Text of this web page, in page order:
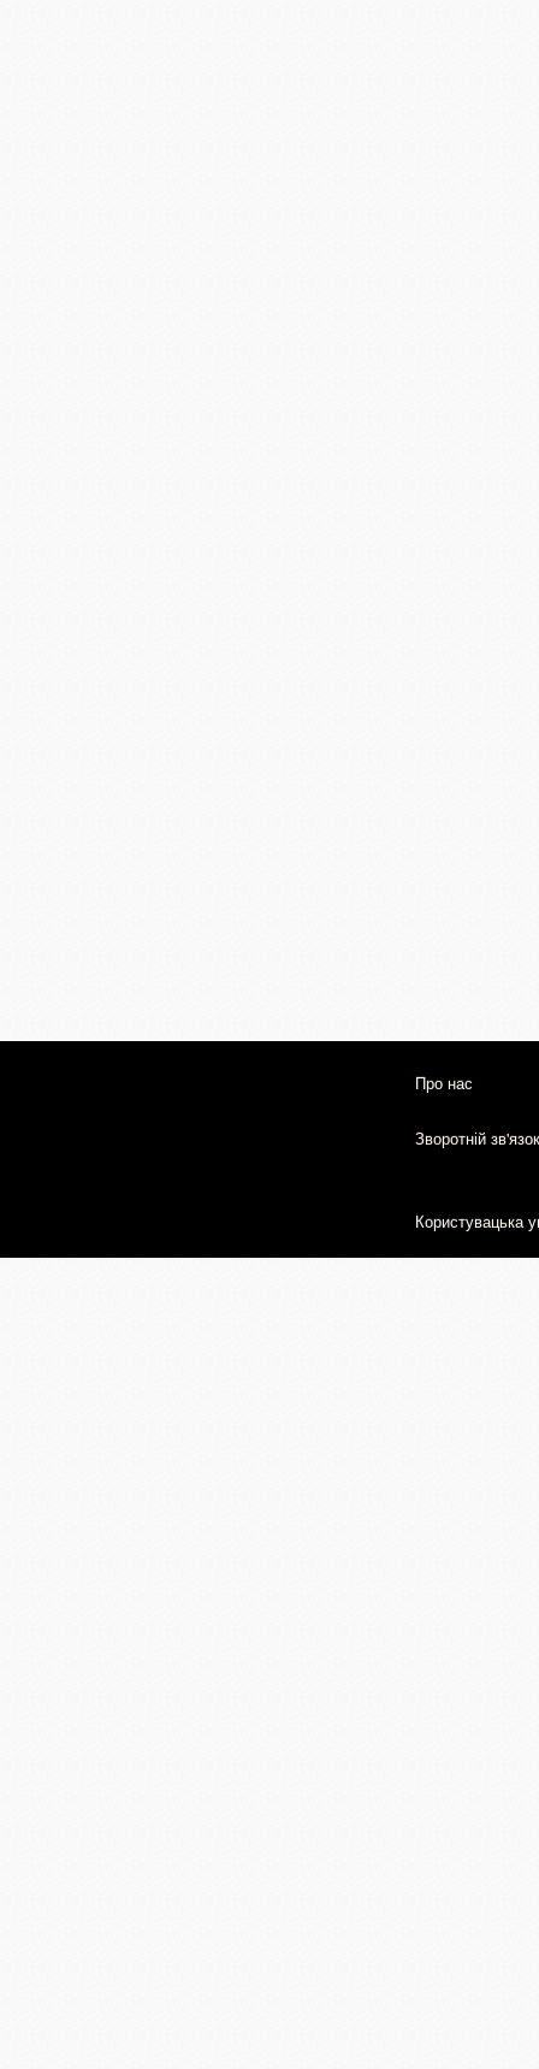
Про нас
Зворотній зв'язок
Користувацька